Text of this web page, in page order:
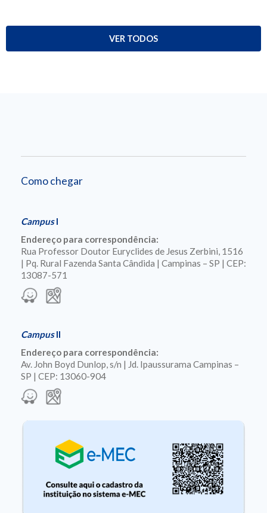
VER TODOS
Como chegar
CampusI
Endereço para correspondência:
Rua Professor Doutor Euryclides de Jesus Zerbini, 1516
| Pq. Rural Fazenda Santa Cândida | Campinas – SP | CEP:
13087-571
CampusII
Endereço para correspondência:
Av. John Boyd Dunlop, s/n | Jd. Ipaussurama Campinas –
SP | CEP: 13060-904